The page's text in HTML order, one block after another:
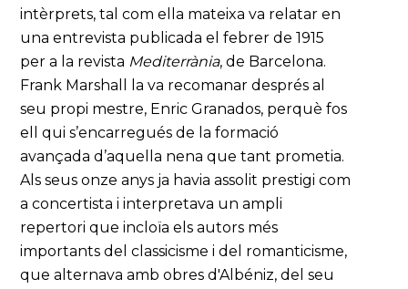
intèrprets, tal com ella mateixa va relatar en
una entrevista publicada el febrer de 1915
per a la revista Mediterrània, de Barcelona.
Frank Marshall la va recomanar després al
seu propi mestre, Enric Granados, perquè fos
ell qui s’encarregués de la formació
avançada d’aquella nena que tant prometia.
Als seus onze anys ja havia assolit prestigi com
a concertista i interpretava un ampli
repertori que incloïa els autors més
importants del classicisme i del romanticisme,
que alternava amb obres d'Albéniz, del seu